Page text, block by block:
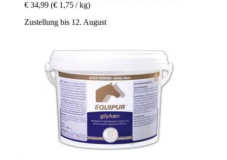
€ 34,99 (€ 1,75 / kg)
Zustellung bis 12. August